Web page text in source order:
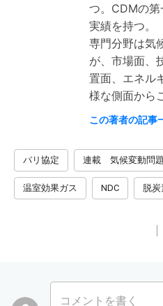
つ。CDMの第
実績を持つ。
専門分野は気
が、市場面、
置面、エネル
様な側面から
この著者の記事
パリ協定 連載 気候変動問
温室効果ガス NDC 脱炭
コメントを書く